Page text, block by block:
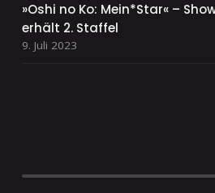
»Oshi no Ko: Mein*Star« –
erhält 2. Staffel
9. Juli 2023